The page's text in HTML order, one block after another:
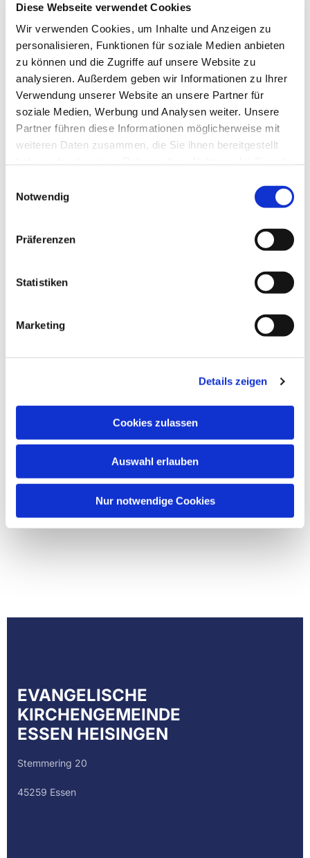
Diese Webseite verwendet Cookies
Wir verwenden Cookies, um Inhalte und Anzeigen zu
personalisieren, Funktionen für soziale Medien anbieten
zu können und die Zugriffe auf unsere Website zu
analysieren. Außerdem geben wir Informationen zu Ihrer
Verwendung unserer Website an unsere Partner für
soziale Medien, Werbung und Analysen weiter. Unsere
Partner führen diese Informationen möglicherweise mit
weiteren Daten zusammen, die Sie ihnen bereitgestellt
Notwendig
Präferenzen
Statistiken
Marketing
Details zeigen
Cookies zulassen
Auswahl erlauben
Nur notwendige Cookies
EVANGELISCHE
KIRCHENGEMEINDE
ESSEN HEISINGEN
Stemmering 20
45259 Essen